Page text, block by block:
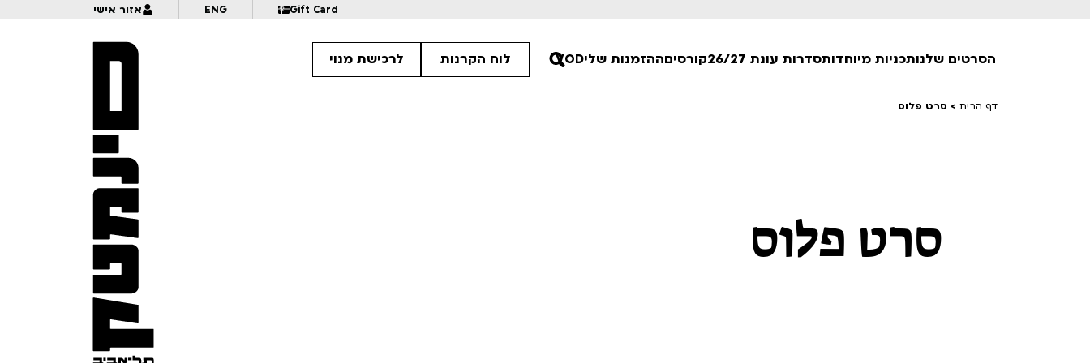
Gift Card
ENG אזור אישי
הסרטים שלנו
לילדים ולכל המשפחה
הקרנות על פופים
תכניות מיוחדותסדרות עונת 26/27 קורסיםההזמנות שליVOD לוח הקרנות לרכישת מנוי
דף הבית > סרט פלוס
סרט פלוס